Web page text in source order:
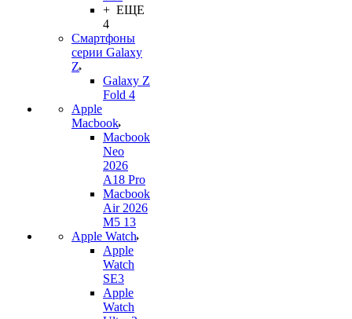
+ ЕЩЕ
4
Смартфоны
серии Galaxy
Z
Galaxy Z
Fold 4
Apple
Macbook
Macbook
Neo
2026
A18 Pro
Macbook
Air 2026
M5 13
Apple Watch
Apple
Watch
SE3
Apple
Watch